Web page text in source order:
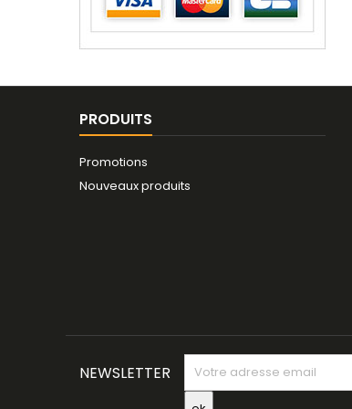
PRODUITS
Promotions
Nouveaux produits
NEWSLETTER